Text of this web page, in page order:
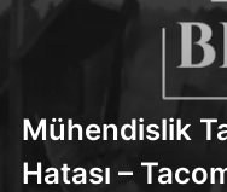
Mühendislik
Hatası –